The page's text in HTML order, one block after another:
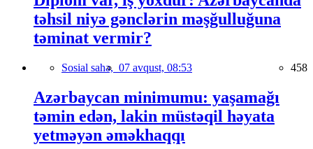
təhsil niyə gənclərin məşğulluğuna
təminat vermir?
Sosial sahə, 07 avqust, 08:53 458
Azərbaycan minimumu: yaşamağı
təmin edən, lakin müstəqil həyata
yetməyən əməkhaqqı